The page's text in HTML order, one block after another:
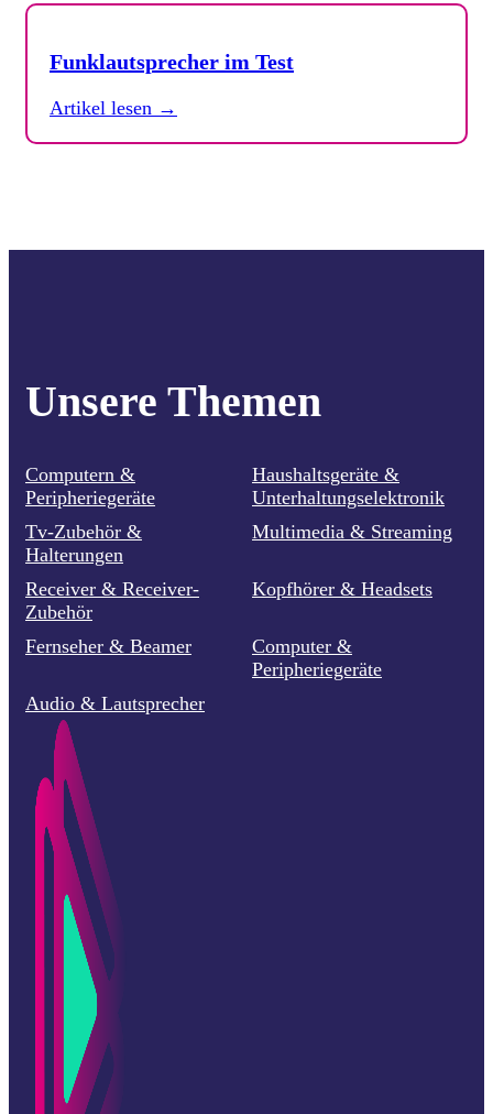
Funklautsprecher im Test
Artikel lesen →
Unsere Themen
Computern &
Peripheriegeräte
Haushaltsgeräte &
Unterhaltungselektronik
Tv-Zubehör &
Halterungen
Multimedia & Streaming
Receiver & Receiver-
Zubehör
Kopfhörer & Headsets
Fernseher & Beamer
Computer &
Peripheriegeräte
Audio & Lautsprecher